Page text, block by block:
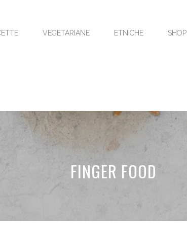
VEGETARIANE ETNICHE SHOP
FINGER FOOD